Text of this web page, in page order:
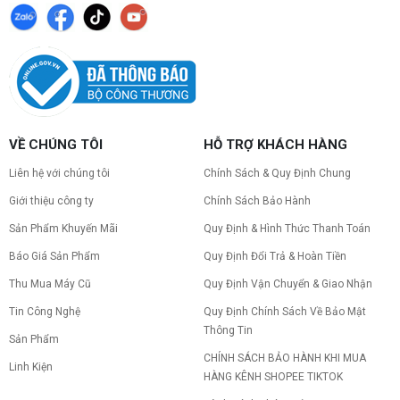
copy nhanh.
tăng hiệu năng tối đa? Xem ngay thứ tự ưu tiên
nâng cấp linh kiện PC chi tiết trong bài viết này!
nhân và Cách khắc phục
Tình trạng PC gaming nóng quạt kêu to khiến
máy giật lag, giảm tuổi thọ? Tìm hiểu ngay
nguyên nhân và cách khắc phục hiệu quả để máy
CPU AMD Ryzen 7 7700X3D full box mới
ra mắt: Nhanh, Mạnh, Giá tốt
với công nghệ 3D V-Cache đỉnh cao, mang lại
10 Nguyên nhân khiến PC gaming bị tụt
FPS thường gặp
PC gaming bị tụt FPS sau một thời gian? Tìm hiểu
VỀ CHÚNG TÔI
Liên hệ với chúng tôi
Giới thiệu công ty
Sản Phẩm Khuyến Mãi
Báo Giá Sản Phẩm
Thu Mua Máy Cũ
Tin Công Nghệ
Sản Phẩm
Linh Kiện
HỖ TRỢ KHÁCH HÀNG
Chính Sách & Quy Định Chung
Chính Sách Bảo Hành
Quy Định & Hình Thức Thanh Toán
Quy Định Đổi Trả & Hoàn Tiền
Quy Định Vận Chuyển & Giao Nhận
Quy Định Chính Sách Về Bảo Mật
Thông Tin
CHÍNH SÁCH BẢO HÀNH KHI MUA
HÀNG KÊNH SHOPEE TIKTOK